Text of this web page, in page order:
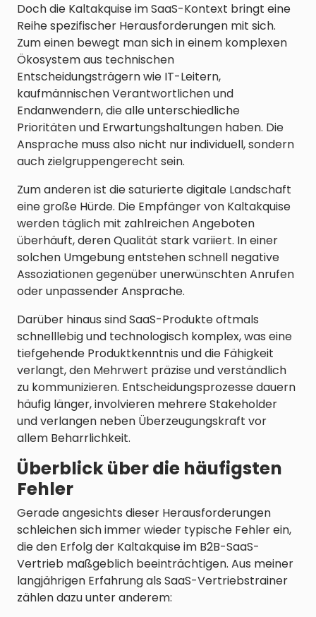
Doch die Kaltakquise im SaaS-Kontext bringt eine
Reihe spezifischer Herausforderungen mit sich.
Zum einen bewegt man sich in einem komplexen
Ökosystem aus technischen
Entscheidungsträgern wie IT-Leitern,
kaufmännischen Verantwortlichen und
Endanwendern, die alle unterschiedliche
Prioritäten und Erwartungshaltungen haben. Die
Ansprache muss also nicht nur individuell, sondern
auch zielgruppengerecht sein.
Zum anderen ist die saturierte digitale Landschaft
eine große Hürde. Die Empfänger von Kaltakquise
werden täglich mit zahlreichen Angeboten
überhäuft, deren Qualität stark variiert. In einer
solchen Umgebung entstehen schnell negative
Assoziationen gegenüber unerwünschten Anrufen
oder unpassender Ansprache.
Darüber hinaus sind SaaS-Produkte oftmals
schnelllebig und technologisch komplex, was eine
tiefgehende Produktkenntnis und die Fähigkeit
verlangt, den Mehrwert präzise und verständlich
zu kommunizieren. Entscheidungsprozesse dauern
häufig länger, involvieren mehrere Stakeholder
und verlangen neben Überzeugungskraft vor
allem Beharrlichkeit.
Überblick über die häufigsten
Fehler
Gerade angesichts dieser Herausforderungen
schleichen sich immer wieder typische Fehler ein,
die den Erfolg der Kaltakquise im B2B-SaaS-
Vertrieb maßgeblich beeinträchtigen. Aus meiner
langjährigen Erfahrung als SaaS-Vertriebstrainer
zählen dazu unter anderem: